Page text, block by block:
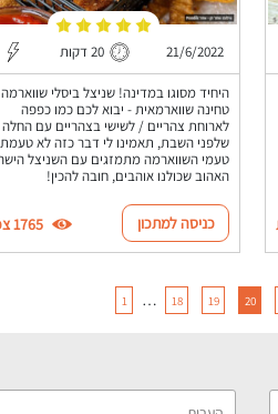
21/6/2022 20 דקות
היחיד מסוגו במדינה! שניצל ביסלי
טחינה שווארמאית - יבוא לכם כמו כפפה
לארוחת צהריים / לשישי בצהריים עם החלה
שלפני השבת, תאמינו לי דבר כזה לא
טעמי השווארמה מתמזגים עם השניצל
האהוב שכולנו אוהבים, חובה להכין!
כניסה למתכון 1765 צפיות
1 … 18 19 20